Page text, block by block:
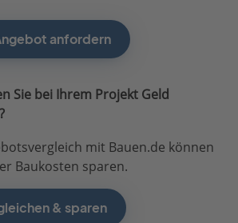
anfordern
Sie bei Ihrem Projekt Geld
mit Bauen.de können
Baukosten sparen.
& sparen